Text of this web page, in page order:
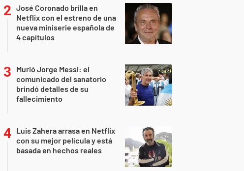
José Coronado brilla en
Netflix con el estreno de una
nueva miniserie española de
4 capítulos
Murió Jorge Messi: el
comunicado del sanatorio
brindó detalles de su
fallecimiento
Luis Zahera arrasa en Netflix
con su mejor película y está
basada en hechos reales